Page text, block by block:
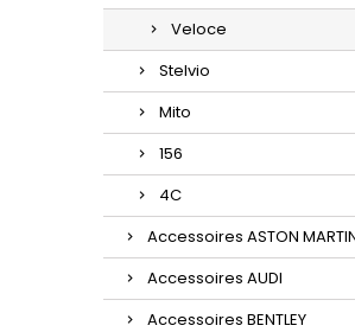
Veloce
Stelvio
Mito
156
4C
Accessoires ASTON
Accessoires AUDI
Accessoires BENTLEY